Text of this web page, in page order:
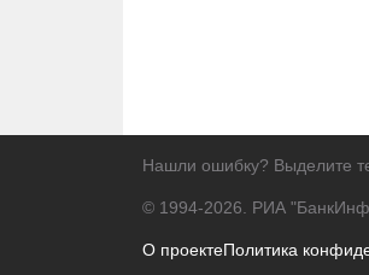
Нашли ошибку? Выделите
© 1994-2026. РИА
О проектеПолитика